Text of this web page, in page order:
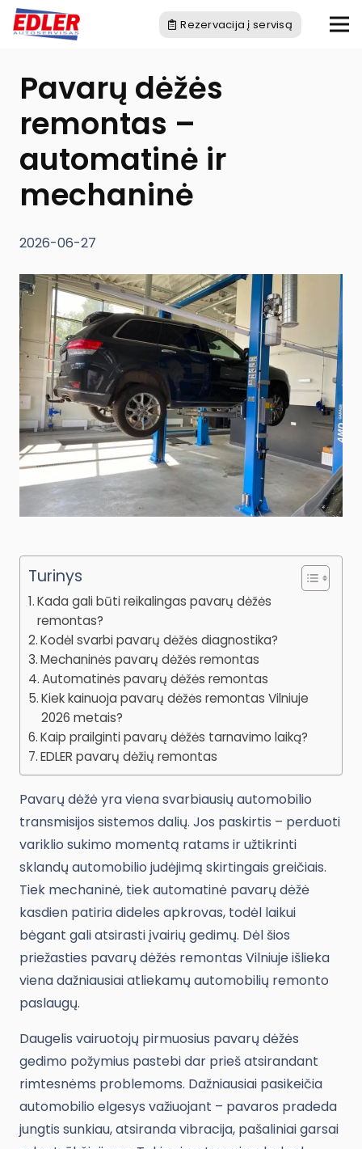
Rezervacija į servisą
Pavarų dėžės
remontas –
automatinė ir
mechaninė
2026-06-27
Turinys
Kada gali būti reikalingas pavarų dėžės
remontas?
Kodėl svarbi pavarų dėžės diagnostika?
Mechaninės pavarų dėžės remontas
Automatinės pavarų dėžės remontas
Kiek kainuoja pavarų dėžės remontas Vilniuje
2026 metais?
Kaip prailginti pavarų dėžės tarnavimo laiką?
EDLER pavarų dėžių remontas
Pavarų dėžė yra viena svarbiausių automobilio
transmisijos sistemos dalių. Jos paskirtis – perduoti
variklio sukimo momentą ratams ir užtikrinti
sklandų automobilio judėjimą skirtingais greičiais.
Tiek mechaninė, tiek automatinė pavarų dėžė
kasdien patiria dideles apkrovas, todėl laikui
bėgant gali atsirasti įvairių gedimų. Dėl šios
priežasties pavarų dėžės remontas Vilniuje išlieka
viena dažniausiai atliekamų automobilių remonto
paslaugų.
Daugelis vairuotojų pirmuosius pavarų dėžės
gedimo požymius pastebi dar prieš atsirandant
rimtesnėms problemoms. Dažniausiai pasikeičia
automobilio elgesys važiuojant – pavaros pradeda
jungtis sunkiau, atsiranda vibracija, pašaliniai garsai